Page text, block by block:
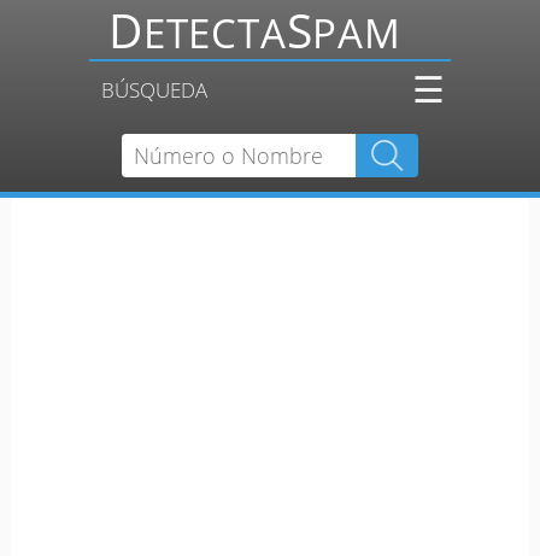
BÚSQUEDA ☰